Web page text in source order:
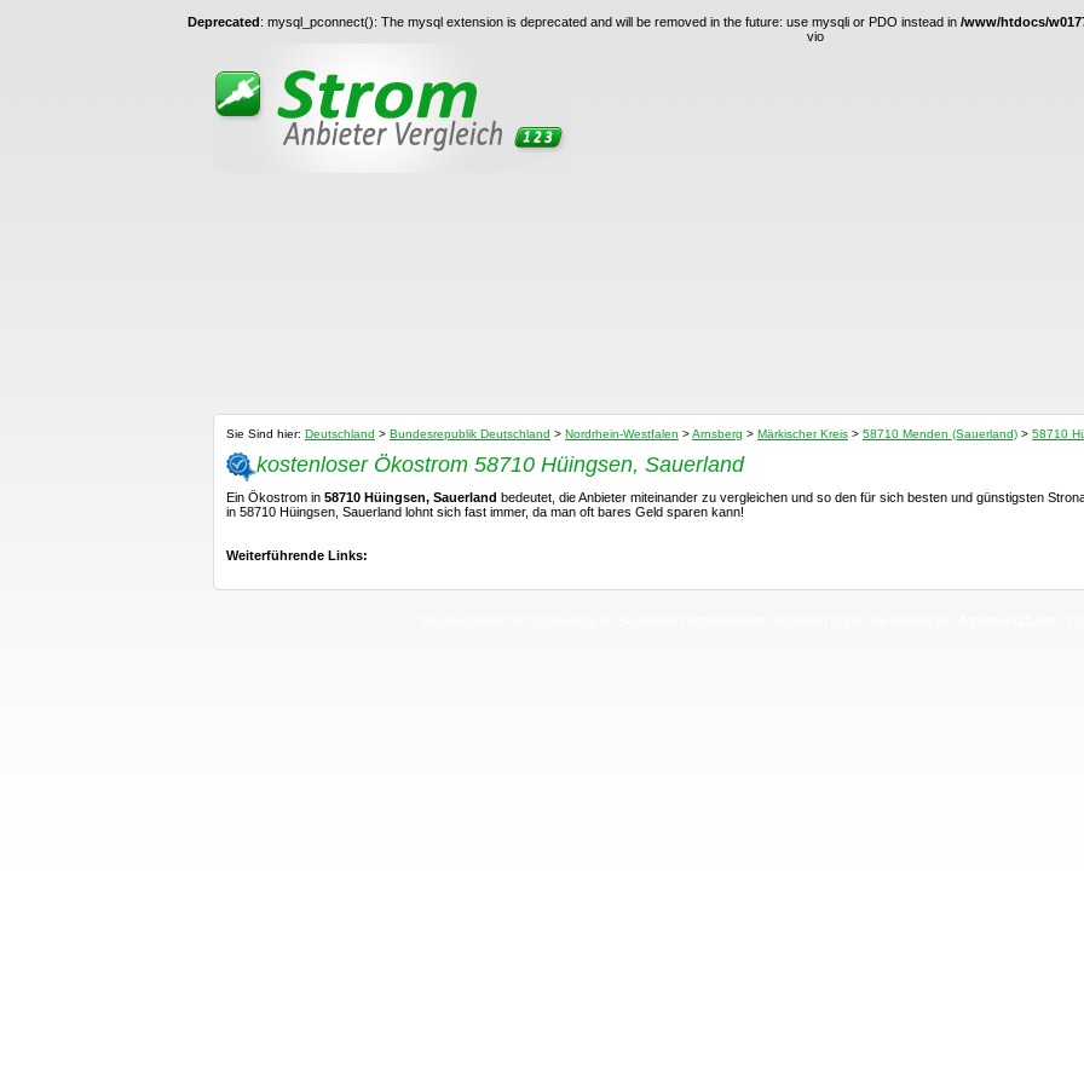
Deprecated: mysql_pconnect(): The mysql extension is deprecated and will be removed in the future: use mysqli or PDO instead in /www/htdocs/
vio
Sie Sind hier: Deutschland > Bundesrepublik Deutschland > Nordrhein-Westfalen >Arnsberg > Märkischer Kreis > 58710 Menden (Sauerland) > 58710
kostenloser Ökostrom 58710 Hüingsen, Sauerland
Ein Ökostrom in 58710 Hüingsen, Sauerland bedeutet, die Anbieter miteinander zu vergleichen und so den für sich besten und günstigsten
in 58710 Hüingsen, Sauerland lohnt sich fast immer, da man oft bares Geld sparen kann!
Weiterführende Links: